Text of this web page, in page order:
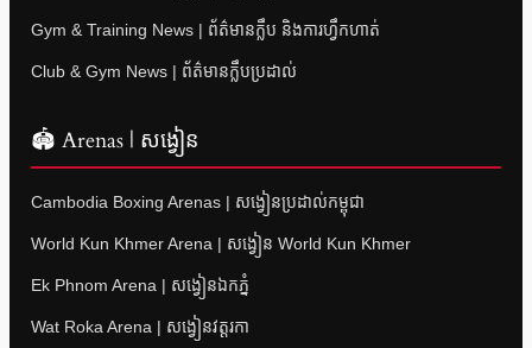
Gym & Training News | ព័ត៌មានក្លឹប និងការហ្វឹកហាត់
Club & Gym News | ព័ត៌មានក្លឹបប្រដាល់
🏟 Arenas | សង្វៀន
Cambodia Boxing Arenas | សង្វៀនប្រដាល់កម្ពុជា
World Kun Khmer Arena | សង្វៀន World Kun Khmer
Ek Phnom Arena | សង្វៀនឯកភ្នំ
Wat Roka Arena | សង្វៀនវត្តរកា